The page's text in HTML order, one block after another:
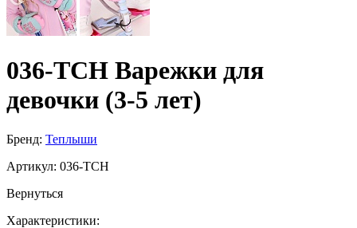
036-TCH Варежки для
девочки (3-5 лет)
Бренд: Теплыши
Артикул: 036-TCH
Вернуться
Характеристики: